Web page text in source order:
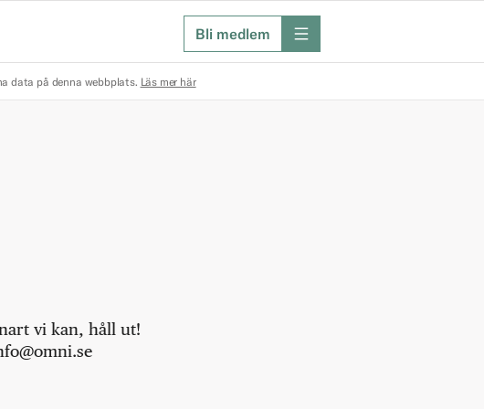
Bli medlem meny
data på denna webbplats. Läs mer här
vi kan, håll ut!